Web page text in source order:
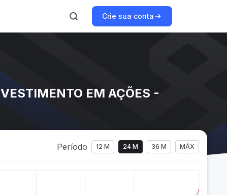
Crie sua conta
EM AÇÕES -
Período 12 M 24 M 36 M MÁX